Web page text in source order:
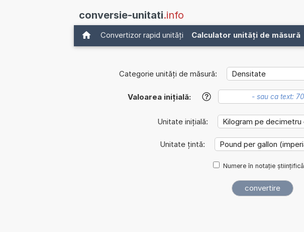
conversie-unitati.info
Convertizor rapid unități Calculator unități de măsură
Categorie unități de măsură:
Valoarea inițială: ?
Unitate inițială:
Unitate țintă:
Numere în notație științifică